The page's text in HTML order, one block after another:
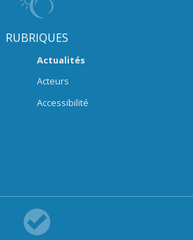
RUBRIQUES
Actualités
Acteurs
Accessibilité